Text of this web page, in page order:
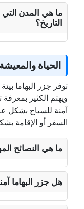
ما هي المدن التي
التاريخ؟
الحياة
توفر جزر البهاما
ويهتم الكثير بمعرفة
آمنة للسياح بشكل
السفر أو الإقامة
ما هي النصائح
هل جزر البهاما